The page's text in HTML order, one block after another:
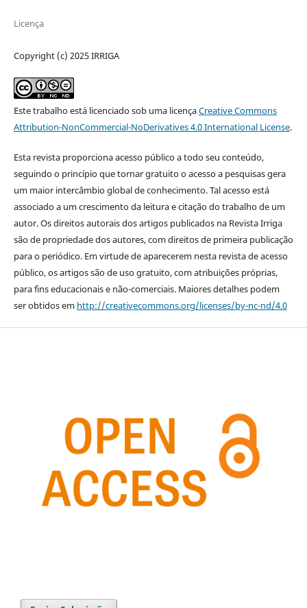
Licença
Copyright (c) 2025 IRRIGA
Este trabalho está licenciado sob uma licençaCreative Commons
Attribution-NonCommercial-NoDerivatives 4.0 International License.
Esta revista proporciona acesso público a todo seu conteúdo,
seguindo o princípio que tornar gratuito o acesso a pesquisas gera
um maior intercâmbio global de conhecimento. Tal acesso está
associado a um crescimento da leitura e citação do trabalho de um
autor. Os direitos autorais dos artigos publicados na Revista Irriga
são de propriedade dos autores, com direitos de primeira publicação
para o periódico. Em virtude de aparecerem nesta revista de acesso
público, os artigos são de uso gratuito, com atribuições próprias,
para fins educacionais e não-comerciais. Maiores detalhes podem
ser obtidos em http://creativecommons.org/licenses/by-nc-nd/4.0